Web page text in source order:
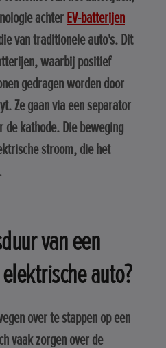
achterEV-batterijen
van traditionele auto's. Dit
waarbij positief
gedragen worden door
Ze gaan via een separator
de kathode. Die beweging
stroom, die het
van een
auto?
over te stappen op een
vaak zorgen over de